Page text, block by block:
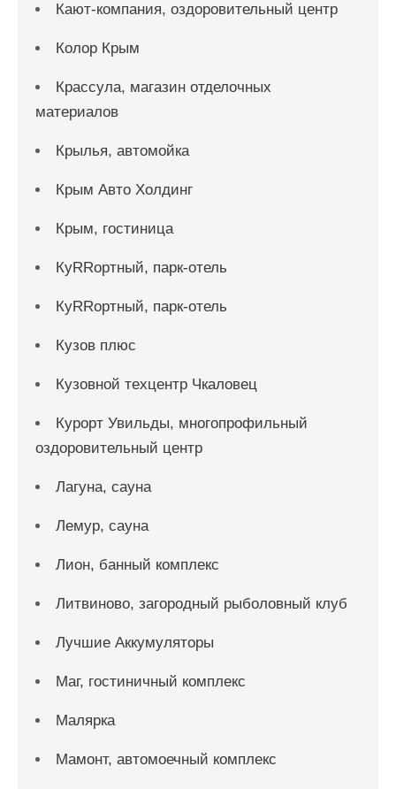
Кают-компания, оздоровительный центр
Колор Крым
Крассула, магазин отделочных
материалов
Крылья, автомойка
Крым Авто Холдинг
Крым, гостиница
КуRRортный, парк-отель
КуRRортный, парк-отель
Кузов плюс
Кузовной техцентр Чкаловец
Курорт Увильды, многопрофильный
оздоровительный центр
Лагуна, сауна
Лемур, сауна
Лион, банный комплекс
Литвиново, загородный рыболовный клуб
Лучшие Аккумуляторы
Маг, гостиничный комплекс
Малярка
Мамонт, автомоечный комплекс